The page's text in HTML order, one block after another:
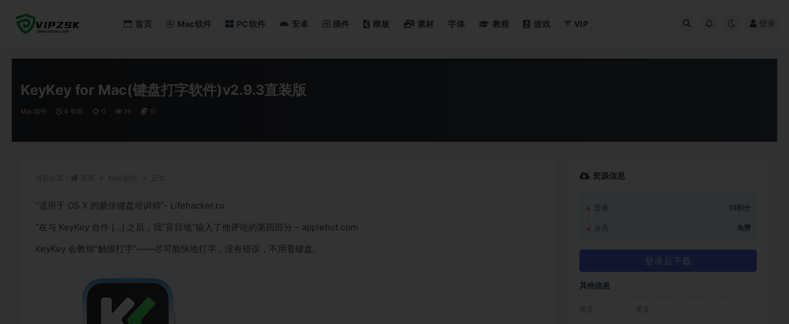
首页 Mac软件 PC软件 安卓 插件 模板 素材 字体 教程 游戏 VIP 登录
KeyKey for Mac(键盘打字软件)v2.9.3直装版
Mac软件 4 年前 0 39 10
“适用于 OS X 的最佳键盘培训师”- Lifehacker.ru
“在与 KeyKey 合作 […] 之后，我“盲目地”输入了他评论的第四部分 – applebut.com
KeyKey 会教你“触摸打字”——尽可能快地打字，没有错误，不用看键盘。
资源信息
普通 10积分
会员 免费
登录后下载
其他信息
语言 英文
全部